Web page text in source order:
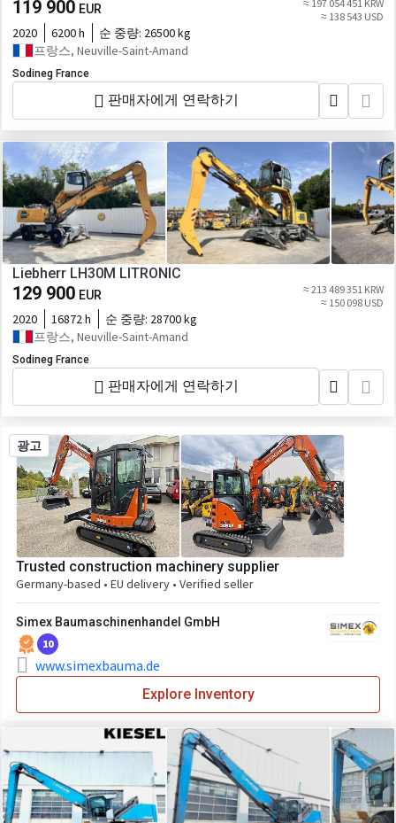
119 900 EUR
≈ 197 054 451 KRW
≈ 138 543 USD
2020 6200 h 순 중량: 26500 kg
프랑스, Neuville-Saint-Amand
Sodineg France
판매자에게 연락하기
Liebherr LH30M LITRONIC
129 900 EUR
≈ 213 489 351 KRW
≈ 150 098 USD
2020 16872 h 순 중량: 28700 kg
프랑스, Neuville-Saint-Amand
Sodineg France
판매자에게 연락하기
광고
Trusted construction machinery supplier
Germany-based • EU delivery • Verified seller
Simex Baumaschinenhandel GmbH
10
www.simexbauma.de
Explore Inventory